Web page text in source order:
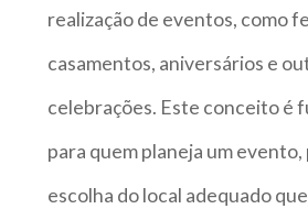
realização de eventos, como
casamentos, aniversários e
celebrações. Este conceito é
para quem planeja um evento,
escolha do local adequado